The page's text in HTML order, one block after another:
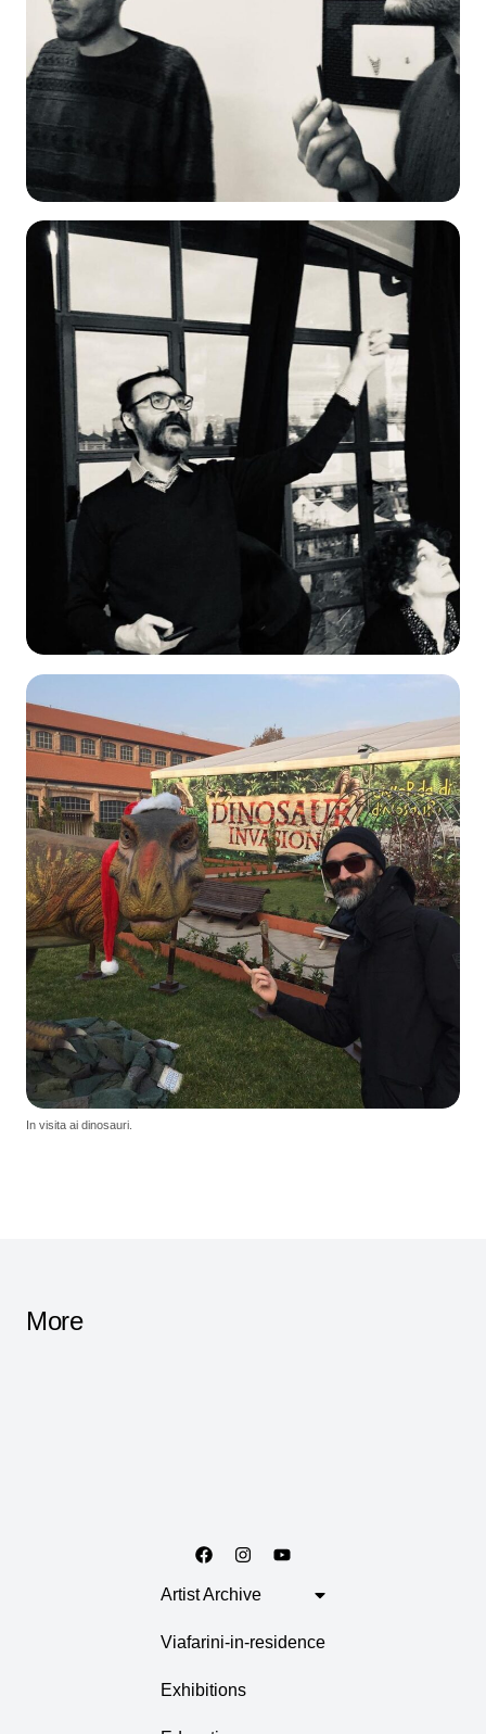
In visita ai dinosauri.
More
Artist Archive
Viafarini-in-residence
Exhibitions